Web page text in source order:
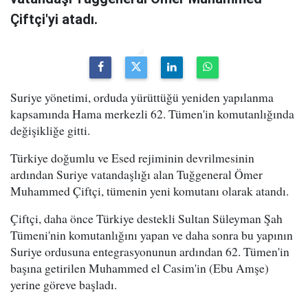
Çiftçi'yi atadı.
Suriye yönetimi, orduda yürüttüğü yeniden yapılanma
kapsamında Hama merkezli 62. Tümen'in komutanlığında
değişikliğe gitti.
Türkiye doğumlu ve Esed rejiminin devrilmesinin
ardından Suriye vatandaşlığı alan Tuğgeneral Ömer
Muhammed Çiftçi, tümenin yeni komutanı olarak atandı.
Çiftçi, daha önce Türkiye destekli Sultan Süleyman Şah
Tümeni'nin komutanlığını yapan ve daha sonra bu yapının
Suriye ordusuna entegrasyonunun ardından 62. Tümen'in
başına getirilen Muhammed el Casim'in (Ebu Amşe)
yerine göreve başladı.